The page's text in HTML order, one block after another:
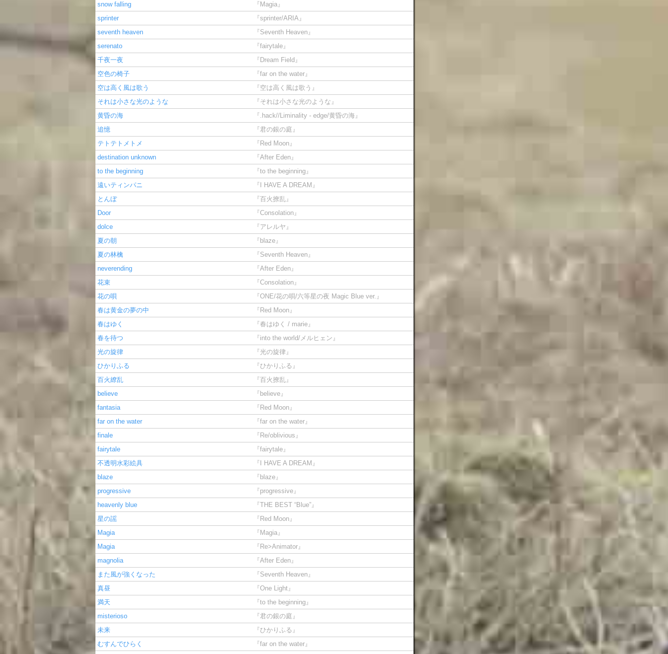
snow falling
『Magia』
sprinter
『sprinter/ARIA』
seventh heaven
『Seventh Heaven』
serenato
『fairytale』
千夜一夜
『Dream Field』
空色の椅子
『far on the water』
空は高く風は歌う
『空は高く風は歌う』
それは小さな光のような
『それは小さな光のような』
黄昏の海
『.hack//Liminality - edge/黄昏の海』
追憶
『君の銀の庭』
テトテトメトメ
『Red Moon』
destination unknown
『After Eden』
to the beginning
『to the beginning』
遠いティンパニ
『I HAVE A DREAM』
とんぼ
『百火撩乱』
Door
『Consolation』
dolce
『アレルヤ』
夏の朝
『blaze』
夏の林檎
『Seventh Heaven』
neverending
『After Eden』
花束
『Consolation』
花の唄
『ONE/花の唄/六等星の夜 Magic Blue ver.』
春は黄金の夢の中
『Red Moon』
春はゆく
『春はゆく / marie』
春を待つ
『into the world/メルヒェン』
光の旋律
『光の旋律』
ひかりふる
『ひかりふる』
百火繚乱
『百火撩乱』
believe
『believe』
fantasia
『Red Moon』
far on the water
『far on the water』
finale
『Re/oblivious』
fairytale
『fairytale』
不透明水彩絵具
『I HAVE A DREAM』
blaze
『blaze』
progressive
『progressive』
heavenly blue
『THE BEST “Blue”』
星の謡
『Red Moon』
Magia
『Magia』
Magia
『Re>Animator』
magnolia
『After Eden』
また風が強くなった
『Seventh Heaven』
真昼
『One Light』
満天
『to the beginning』
misterioso
『君の銀の庭』
未来
『ひかりふる』
むすんでひらく
『far on the water』